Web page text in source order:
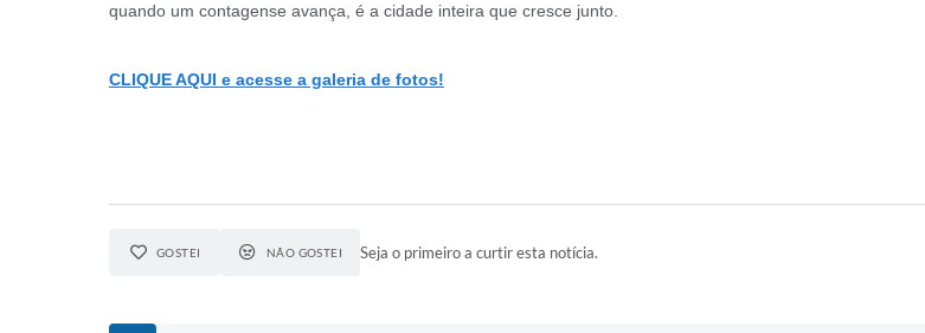
quando um contagense avança, é a cidade inteira que cresce junto.
CLIQUE AQUI e acesse a galeria de fotos!
GOSTEI NÃO GOSTEI Seja o primeiro a curtir esta notícia.